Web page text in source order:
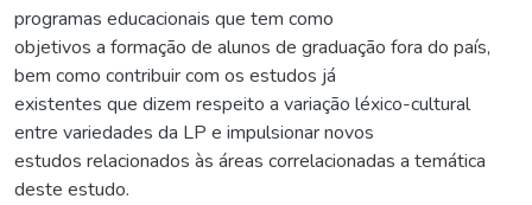
programas educacionais que tem como
objetivos a formação de alunos de graduação fora do país,
bem como contribuir com os estudos já
existentes que dizem respeito a variação léxico-cultural
entre variedades da LP e impulsionar novos
estudos relacionados às áreas correlacionadas a temática
deste estudo.